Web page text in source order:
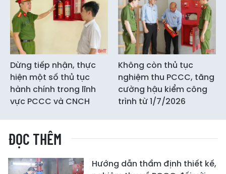
Dừng tiếp nhận, thực
hiện một số thủ tục
hành chính trong lĩnh
vực PCCC và CNCH
Không còn thủ tục
nghiệm thu PCCC, tăng
cường hậu kiểm công
trình từ 1/7/2026
ĐỌC THÊM
Hướng dẫn thẩm định thiết kế,